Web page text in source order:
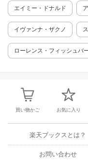
エイミー・ドナルド
イヴァンナ・ザクノ
ローレンス・フィッシュバ
買い物かご お気に入り
楽天ブックスとは？
お問い合わせ